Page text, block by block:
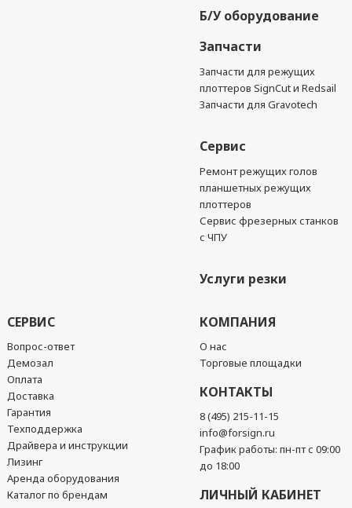
Б/У оборудование
Запчасти
Запчасти для режущих
плоттеров SignCut и Redsail
Запчасти для Gravotech
Сервис
Ремонт режущих голов
планшетных режущих
плоттеров
Сервис фрезерных станков
с ЧПУ
Услуги резки
СЕРВИС
Вопрос-ответ
Демозал
Оплата
Доставка
Гарантия
Техподдержка
Драйвера и инструкции
Лизинг
Аренда оборудования
Каталог по брендам
КОМПАНИЯ
О нас
Торговые площадки
КОНТАКТЫ
8 (495) 215-11-15
info@forsign.ru
График работы: пн-пт с 09:00
до 18:00
ЛИЧНЫЙ КАБИНЕТ